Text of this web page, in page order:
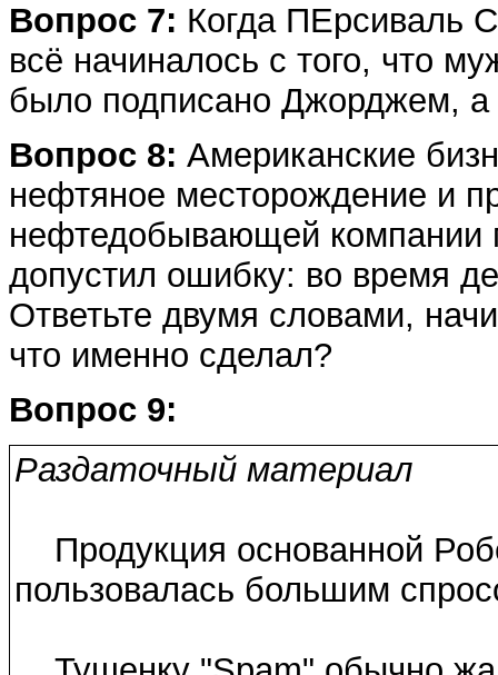
Вопрос 7: Когда ПЕрсиваль
всё начиналось с того, что
было подписано Джорджем,
Вопрос 8: Американские
нефтяное месторождение и
нефтедобывающей компании
допустил ошибку: во время
Ответьте двумя словами,
что именно сделал?
Вопрос 9:
Раздаточный материал
Продукция основанной
пользовалась большим